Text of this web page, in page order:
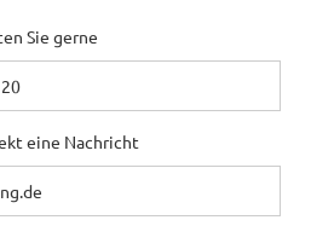
, bin sehr zufrieden
Sie gerne
eine Nachricht